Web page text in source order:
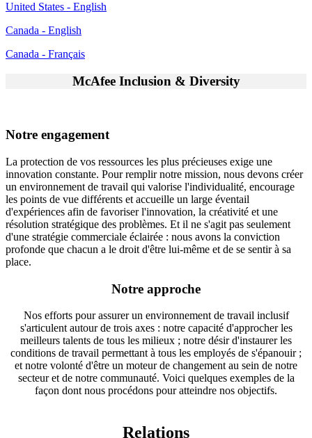
United States - English
Canada - English
Canada - Français
McAfee Inclusion & Diversity
Notre engagement
La protection de vos ressources les plus précieuses exige une
innovation constante. Pour remplir notre mission, nous devons créer
un environnement de travail qui valorise l'individualité, encourage
les points de vue différents et accueille un large éventail
d'expériences afin de favoriser l'innovation, la créativité et une
résolution stratégique des problèmes. Et il ne s'agit pas seulement
d'une stratégie commerciale éclairée : nous avons la conviction
profonde que chacun a le droit d'être lui-même et de se sentir à sa
place.
Notre approche
Nos efforts pour assurer un environnement de travail inclusif
s'articulent autour de trois axes : notre capacité d'approcher les
meilleurs talents de tous les milieux ; notre désir d'instaurer les
conditions de travail permettant à tous les employés de s'épanouir ;
et notre volonté d'être un moteur de changement au sein de notre
secteur et de notre communauté. Voici quelques exemples de la
façon dont nous procédons pour atteindre nos objectifs.
Relations